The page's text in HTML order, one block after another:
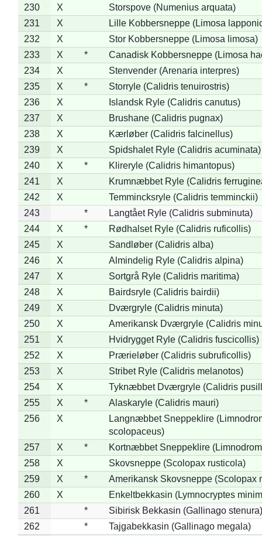
230 X
Storspove (Numenius arquata)
231
X
Lille Kobbersneppe (Limosa
232
X
Stor Kobbersneppe (Limosa limosa)
233
X *
Canadisk Kobbersneppe (Limosa
234
X
Stenvender (Arenaria interpres)
235
X *
Storryle (Calidris tenuirostris)
236
X
Islandsk Ryle (Calidris canutus)
237
X
Brushane (Calidris pugnax)
238
X
Kærløber (Calidris falcinellus)
239
X
Spidshalet Ryle (Calidris acuminata)
240
X *
Klireryle (Calidris himantopus)
241
X
Krumnæbbet Ryle (Calidris
242
X
Temmincksryle (Calidris temminckii)
243
*
Langtået Ryle (Calidris subminuta)
244
X *
Rødhalset Ryle (Calidris ruficollis)
245
X
Sandløber (Calidris alba)
246
X
Almindelig Ryle (Calidris alpina)
247
X
Sortgrå Ryle (Calidris maritima)
248
X
Bairdsryle (Calidris bairdii)
249
X
Dværgryle (Calidris minuta)
250
X
Amerikansk Dværgryle (Calidris
251
X
Hvidrygget Ryle (Calidris fuscicollis)
252
X
Prærieløber (Calidris subruficollis)
253
X
Stribet Ryle (Calidris melanotos)
254
X
Tyknæbbet Dværgryle (Calidris
255
X *
Alaskaryle (Calidris mauri)
256
X
Langnæbbet Sneppeklire
scolopaceus)
257
X *
Kortnæbbet Sneppeklire
258
X
Skovsneppe (Scolopax rusticola)
259
X *
Amerikansk Skovsneppe (Scolopax
260
X
Enkeltbekkasin (Lymnocryptes
261
*
Sibirisk Bekkasin (Gallinago stenura)
262
*
Tajgabekkasin (Gallinago megala)